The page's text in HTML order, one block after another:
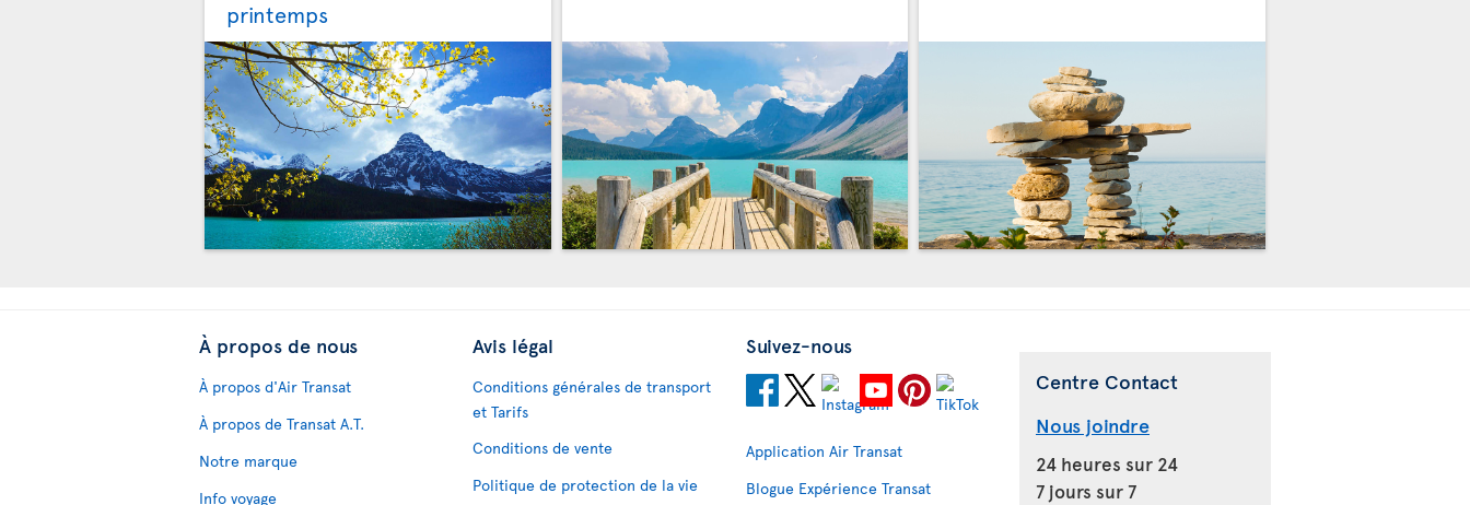
printemps
À propos de nous
À propos d'Air Transat
À propos de Transat A.T.
Notre marque
Info voyage
Avis légal
Conditions générales de transport
et Tarifs
Conditions de vente
Politique de protection de la vie
Suivez-nous
Application Air Transat
Blogue Expérience Transat
Centre Contact
Nous joindre
24 heures sur 24
7 jours sur 7